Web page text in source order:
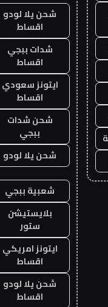
شحن يلا لودو
اقساط
شدات ببجي
اقساط
ايتونز سعودي
اقساط
شحن شدات
ببجي
شحن يلا لودو
شعبية ببجي
بلايستيشن
ستور
ايتونز امريكي
اقساط
شحن يلا لودو
اقساط